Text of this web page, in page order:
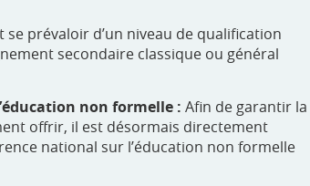
prévaloir d’un niveau de qualification
secondaire classique ou général
non formelle : Afin de garantir la
offrir, il est désormais directement
national sur l’éducation non formelle